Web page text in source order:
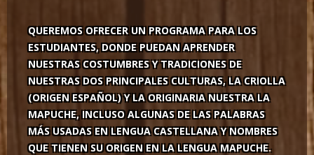
QUEREMOS OFRECER UN PROGRAMA PARA LOS
ESTUDIANTES, DONDE PUEDAN APRENDER
NUESTRAS COSTUMBRES Y TRADICIONES DE
NUESTRAS DOS PRINCIPALES CULTURAS, LA CRIOLLA
(ORIGEN ESPAÑOL) Y LA ORIGINARIA NUESTRA LA
MAPUCHE, INCLUSO ALGUNAS DE LAS PALABRAS
MÁS USADAS EN LENGUA CASTELLANA Y NOMBRES
QUE TIENEN SU ORIGEN EN LA LENGUA MAPUCHE.